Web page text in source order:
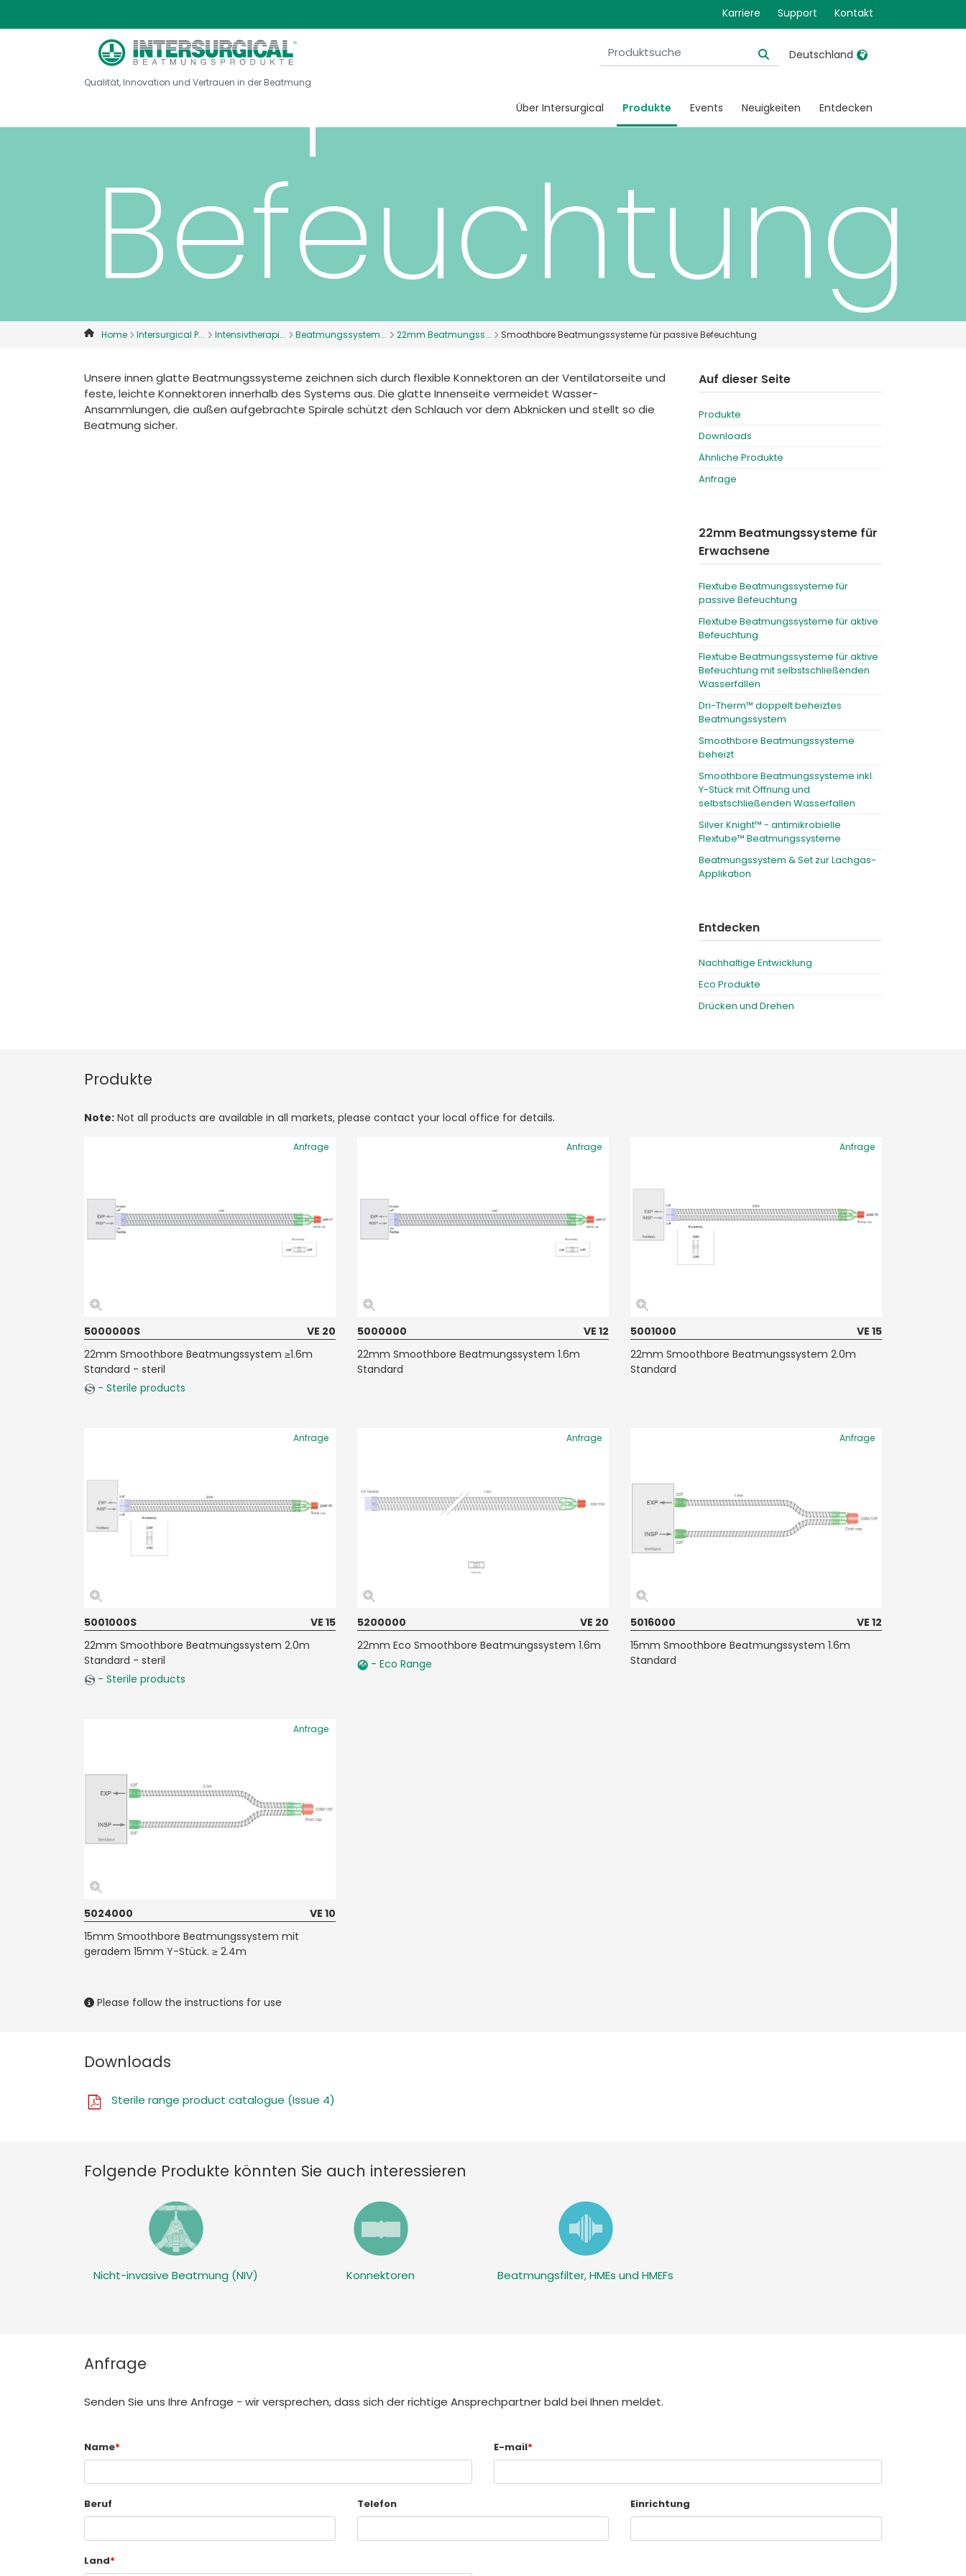
Karriere Support Kontakt
Qualität, Innovation und Vertrauen in der Beatmung
Deutschland
United States
Canada, Français
China
Denmark
France
Italia
Mexico
Nederlands
Portugal
Russia
International English
Über Intersurgical Produkte Events Neuigkeiten Entdecken
für passive
Befeuchtung
Home Intersurgical P... Intensivtherapi... Beatmungssystem... 22mm Beatmungss... Smoothbore Beatmungssysteme für passive Befeuchtung
Unsere innen glatte Beatmungssysteme zeichnen sich durch flexible Konnektoren an der Ventilatorseite und
feste, leichte Konnektoren innerhalb des Systems aus. Die glatte Innenseite vermeidet Wasser-
Ansammlungen, die außen aufgebrachte Spirale schützt den Schlauch vor dem Abknicken und stellt so die
Beatmung sicher.
Auf dieser Seite
Produkte
Downloads
Ähnliche Produkte
Anfrage
22mm Beatmungssysteme für
Erwachsene
Flextube Beatmungssysteme für
passive Befeuchtung
Flextube Beatmungssysteme für aktive
Befeuchtung
Flextube Beatmungssysteme für aktive
Befeuchtung mit selbstschließenden
Wasserfallen
Dri-Therm™ doppelt beheiztes
Beatmungssystem
Smoothbore Beatmungssysteme
beheizt
Smoothbore Beatmungssysteme inkl.
Y-Stück mit Öffnung und
selbstschließenden Wasserfallen
Silver Knight™ - antimikrobielle
Flextube™ Beatmungssysteme
Beatmungssystem & Set zur Lachgas-
Applikation
Entdecken
Nachhaltige Entwicklung
Eco Produkte
Drücken und Drehen
Produkte
Note: Not all products are available in all markets, please contact your local office for details.
Anfrage
5000000S
VE 20
22mm Smoothbore Beatmungssystem ≥1.6m
Standard - steril
- Sterile products
Anfrage
5000000
VE 12
22mm Smoothbore Beatmungssystem 1.6m
Standard
Anfrage
5001000
VE 15
22mm Smoothbore Beatmungssystem 2.0m
Standard
Anfrage
5001000S
VE 15
22mm Smoothbore Beatmungssystem 2.0m
Standard - steril
- Sterile products
Anfrage
5200000
VE 20
22mm Eco Smoothbore Beatmungssystem 1.6m
- Eco Range
Anfrage
5016000
VE 12
15mm Smoothbore Beatmungssystem 1.6m
Standard
Anfrage
5024000
VE 10
15mm Smoothbore Beatmungssystem mit
geradem 15mm Y-Stück. ≥ 2.4m
Please follow the instructions for use
Downloads
Sterile range product catalogue (Issue 4)
Folgende Produkte könnten Sie auch interessieren
Nicht-invasive Beatmung (NIV) Konnektoren Beatmungsfilter, HMEs und HMEFs
Anfrage
Senden Sie uns Ihre Anfrage - wir versprechen, dass sich der richtige Ansprechpartner bald bei Ihnen meldet.
Name* E-mail*
Beruf Telefon Einrichtung
Land*